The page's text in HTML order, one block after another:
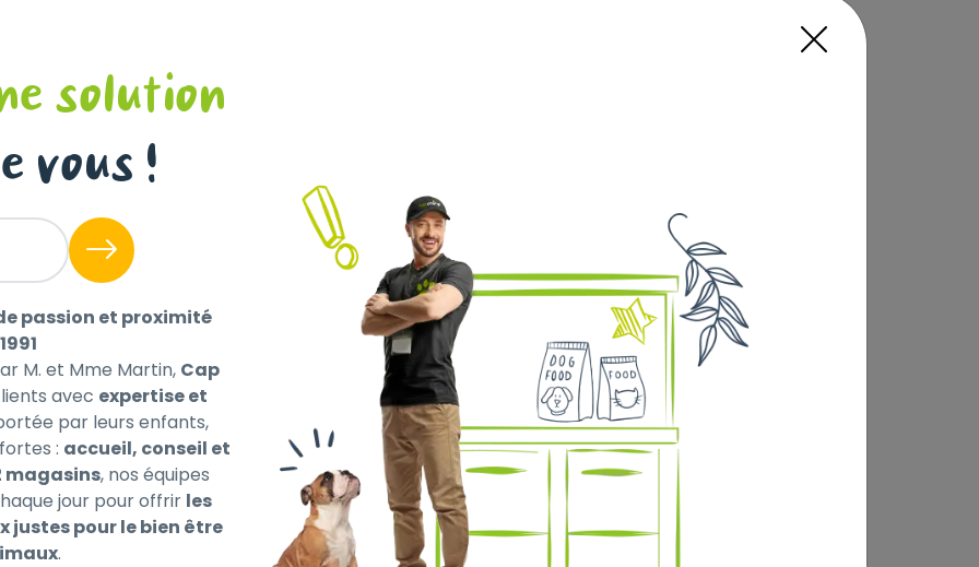
stérilisés de plus de 12 ans.
avec l’âge, ce qui peut entraîner une prise de poids. ROYAL CANIN® Ageing Sterilised 12+
pour aider à maintenir le poids de forme. La formule est enrichie en L-carnitine.
les capacités motrices et le stress oxydatif grâce à des nutriments spécifiques (EPA-DHA et
lycopène et du bêta-carotène).
les chats âgés. ROYAL CANIN® Ageing Sterilised 12+ contient un niveau de phosphore modéré
solution
vous !
passion et proximité
M. et Mme Martin, Cap
avec expertise et
par leurs enfants,
: accueil, conseil et
magasins, nos équipes
jour pour offrir les
justes pour le bien être
.